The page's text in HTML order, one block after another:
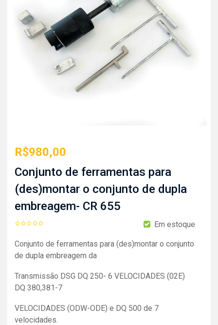
R$980,00
Conjunto de ferramentas para
(des)montar o conjunto de dupla
embreagem- CR 655
Em estoque
Conjunto de ferramentas para (des)montar o conjunto
de dupla embreagem da
Transmissão DSG DQ 250- 6 VELOCIDADES (02E)
DQ 380,381-7
VELOCIDADES (ODW-ODE) e DQ 500 de 7
velocidades.